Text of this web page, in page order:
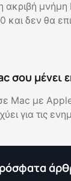
ακριβή
και δεν θα
σου μένει
Mac με
για τις